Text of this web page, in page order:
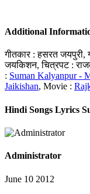
Additional
गीतकार : हसरत
जयकिशन, चित्रपट :
: Suman Kalyanpur -
Jaikishan, Movie :
Hindi Songs Lyrics
Administrator
June 10 2012